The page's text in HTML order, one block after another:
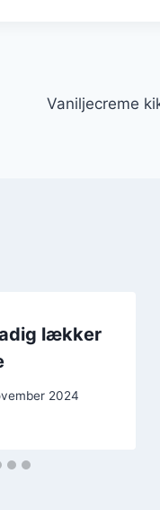
Vaniljecreme
lækker
2024